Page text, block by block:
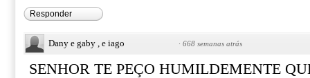
Responder
Dany e gaby , e iago · 668 semanas atrás
SENHOR TE PEÇO HUMILDEMENTE